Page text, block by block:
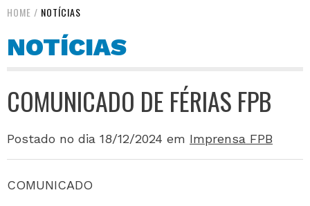
HOME / NOTÍCIAS
NOTÍCIAS
COMUNICADO DE FÉRIAS FPB
Postado no dia 18/12/2024 em Imprensa FPB
COMUNICADO